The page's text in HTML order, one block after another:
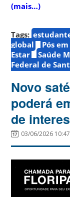
(mais…)
Tags:
global
Pós
Estar
Saúde
Federal de
Novo
poderá
de
03/06/2026 10:47